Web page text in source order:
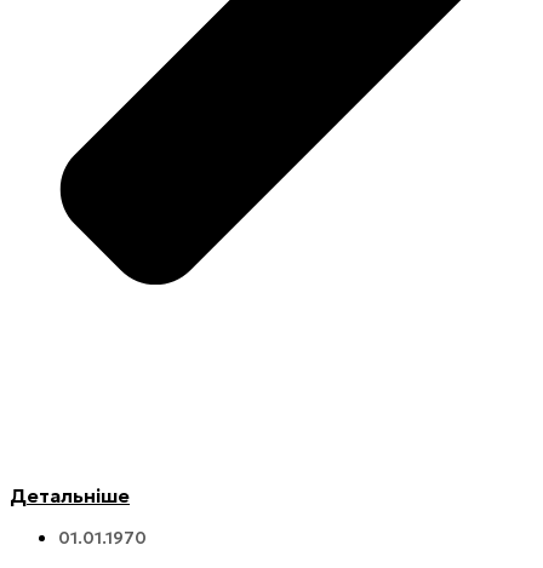
Детальніше
01.01.1970